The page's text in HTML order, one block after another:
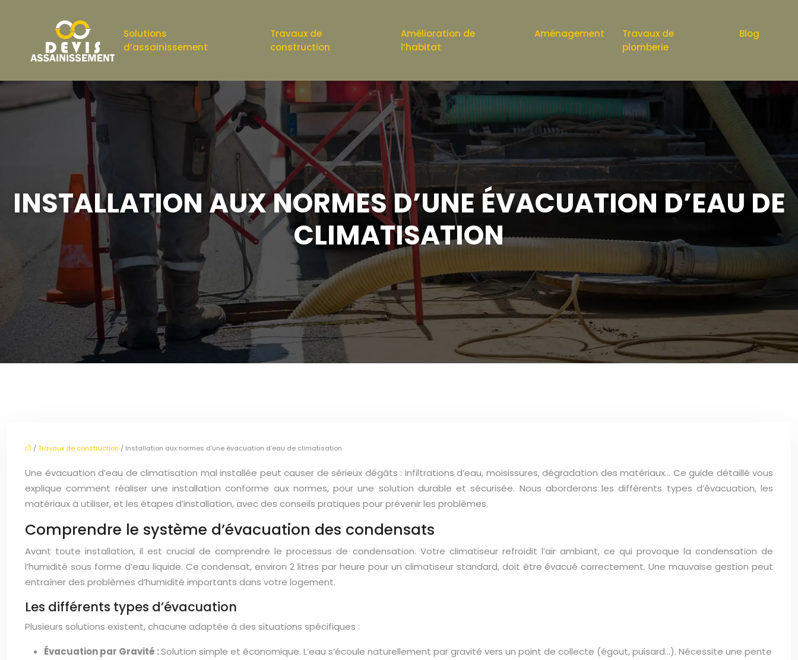
Solutions
d’assainissement
Travaux de
construction
Amélioration de
l’habitat
Aménagement
Travaux de
plomberie
Blog
INSTALLATION AUX NORMES D’UNE ÉVACUATION D’EAU DE
CLIMATISATION
/Travaux de construction / Installation aux normes d’une évacuation d’eau de climatisation
Une évacuation d’eau de climatisation mal installée peut causer de sérieux dégâts : infiltrations d’eau, moisissures, dégradation des matériaux… Ce guide détaillé vous
explique comment réaliser une installation conforme aux normes, pour une solution durable et sécurisée. Nous aborderons les différents types d’évacuation, les
matériaux à utiliser, et les étapes d’installation, avec des conseils pratiques pour prévenir les problèmes.
Comprendre le système d’évacuation des condensats
Avant toute installation, il est crucial de comprendre le processus de condensation. Votre climatiseur refroidit l’air ambiant, ce qui provoque la condensation de
l’humidité sous forme d’eau liquide. Ce condensat, environ 2 litres par heure pour un climatiseur standard, doit être évacué correctement. Une mauvaise gestion peut
entraîner des problèmes d’humidité importants dans votre logement.
Les différents types d’évacuation
Plusieurs solutions existent, chacune adaptée à des situations spécifiques :
Évacuation par Gravité :Solution simple et économique. L’eau s’écoule naturellement par gravité vers un point de collecte (égout, puisard…). Nécessite une pente